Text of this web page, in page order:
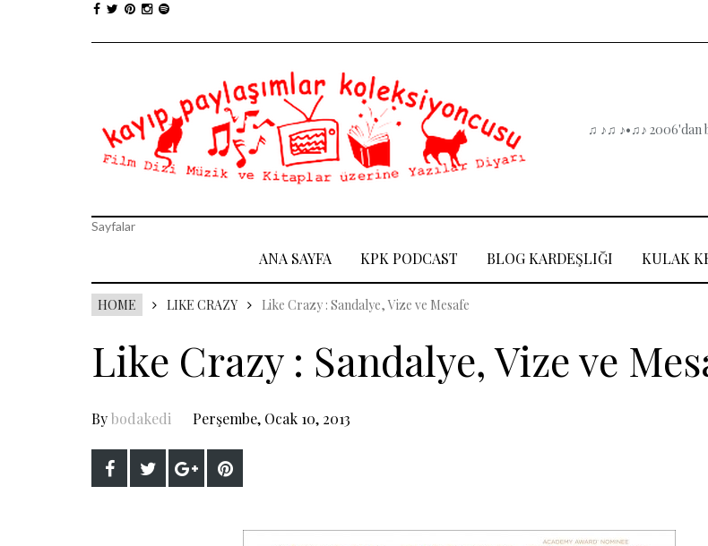
♫ ♪♫ ♪•♫♪ 2006'dan
Sayfalar
ANA SAYFA KPK PODCAST BLOG KARDEŞLIĞI KULAK
HOME LIKE CRAZY Like Crazy : Sandalye, Vize ve Mesafe
Like Crazy : Sandalye, Vize ve
Bybodakedi Perşembe, Ocak 10, 2013